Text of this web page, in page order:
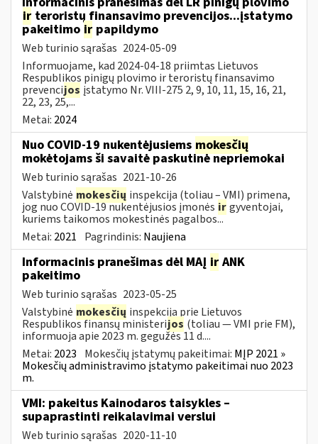
ir teroristų finansavimo prevencijos...įstatymo
pakeitimo ir papildymo
Web turinio sąrašas 2024-05-09
Informuojame, kad 2024-04-18 priimtas Lietuvos
Respublikos pinigų plovimo ir teroristų finansavimo
prevencijos įstatymo Nr. VIII-275 2, 9, 10, 11, 15, 16, 21,
22, 23, 25,...
Metai: 2024
Nuo COVID-19 nukentėjusiems mokesčių
mokėtojams ši savaitė paskutinė nepriemokai
Web turinio sąrašas 2021-10-26
Valstybinė mokesčių inspekcija (toliau – VMI) primena,
jog nuo COVID-19 nukentėjusios įmonės irgyventojai,
kuriems taikomos mokestinės pagalbos...
Metai: 2021 Pagrindinis: Naujiena
Informacinis pranešimas dėl MAĮ ir ANK
pakeitimo
Web turinio sąrašas 2023-05-25
Valstybinė mokesčių inspekcija prie Lietuvos
Respublikos finansų ministerijos (toliau — VMI prie FM),
informuoja apie 2023 m. gegužės 11 d....
Metai: 2023 Mokesčių įstatymų pakeitimai: MĮP 2021 »
Mokesčių administravimo įstatymo pakeitimai nuo 2023
m.
VMI: pakeitus Kainodaros taisykles –
supaprastinti reikalavimai verslui
Web turinio sąrašas 2020-11-10